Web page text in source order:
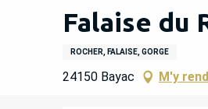
Falaise du
ROCHER, FALAISE, GORGE
24150 Bayac M'y